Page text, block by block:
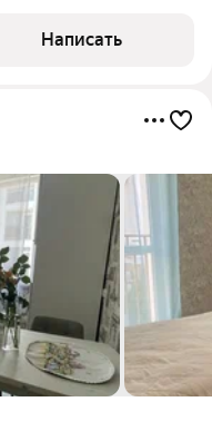
- заходи и живи.
Написать